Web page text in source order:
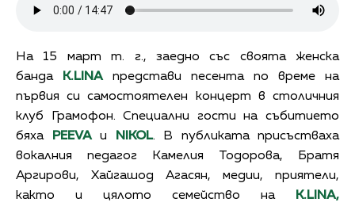
На 15 март т. г., заедно със своята женска
банда
K.LINAпредстави песента по време на
първия си самостоятелен концерт в столичния
клуб Грамофон. Специални гости на събитието
бяха
PEEVAи NIKOL. В публиката присъстваха
вокалния педагог Камелия Тодорова, Братя
Аргирови, Хайгашод Агасян, медии, приятели,
както и цялото семейство на
K.LINA,